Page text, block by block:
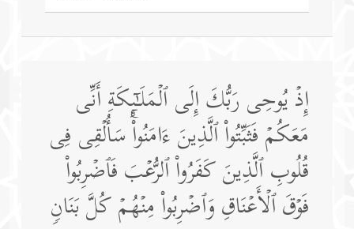
إِذۡ یُوحِی رَبُّكَ إِلَى ٱلۡمَلَـٰۤىِٕكَةِ أَنِّی
مَعَكُمۡ فَثَبِّتُوا۟ ٱلَّذِینَ ءَامَنُوا۟ۚ سَأُلۡقِی فِی
قُلُوبِ ٱلَّذِینَ كَفَرُوا۟ ٱلرُّعۡبَ فَٱضۡرِبُوا۟
فَوۡقَ ٱلۡأَعۡنَاقِ وَٱضۡرِبُوا۟ مِنۡهُمۡ كُلَّ بَنَانࣲ